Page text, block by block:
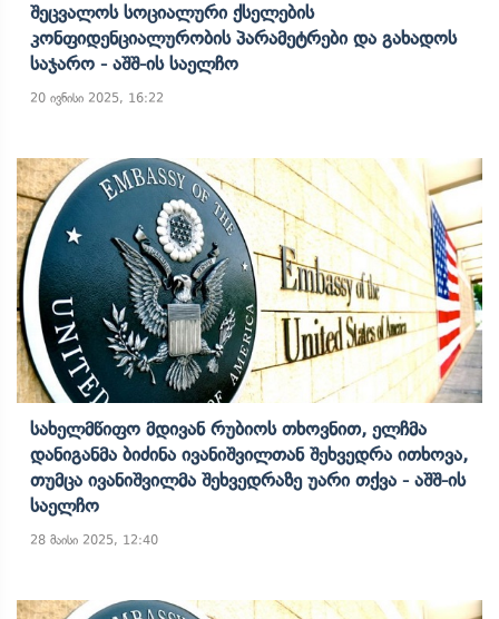
Შეცვალოს Სოციალური Ქსელების
Კონფიდენციალურობის Პარამეტრები Და Გახადოს
Საჯარო - Აშშ-Ის Საელჩო
20 ივნისი 2025, 16:22
Სახელმწიფო Მდივან Რუბიოს Თხოვნით, Ელჩმა
Დანიგანმა Ბიძინა Ივანიშვილთან Შეხვედრა Ითხოვა,
Თუმცა Ივანიშვილმა Შეხვედრაზე Უარი Თქვა - Აშშ-Ის
Საელჩო
28 მაისი 2025, 12:40